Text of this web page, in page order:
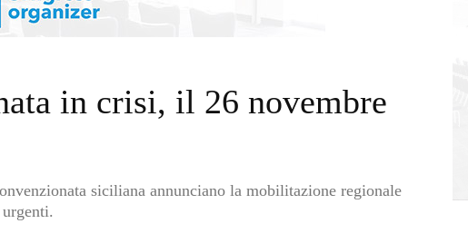
in crisi, il 26 novembre
siciliana annunciano la mobilitazione regionale